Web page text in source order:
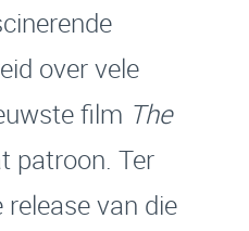
over vele
film The
patroon. Ter
release van die